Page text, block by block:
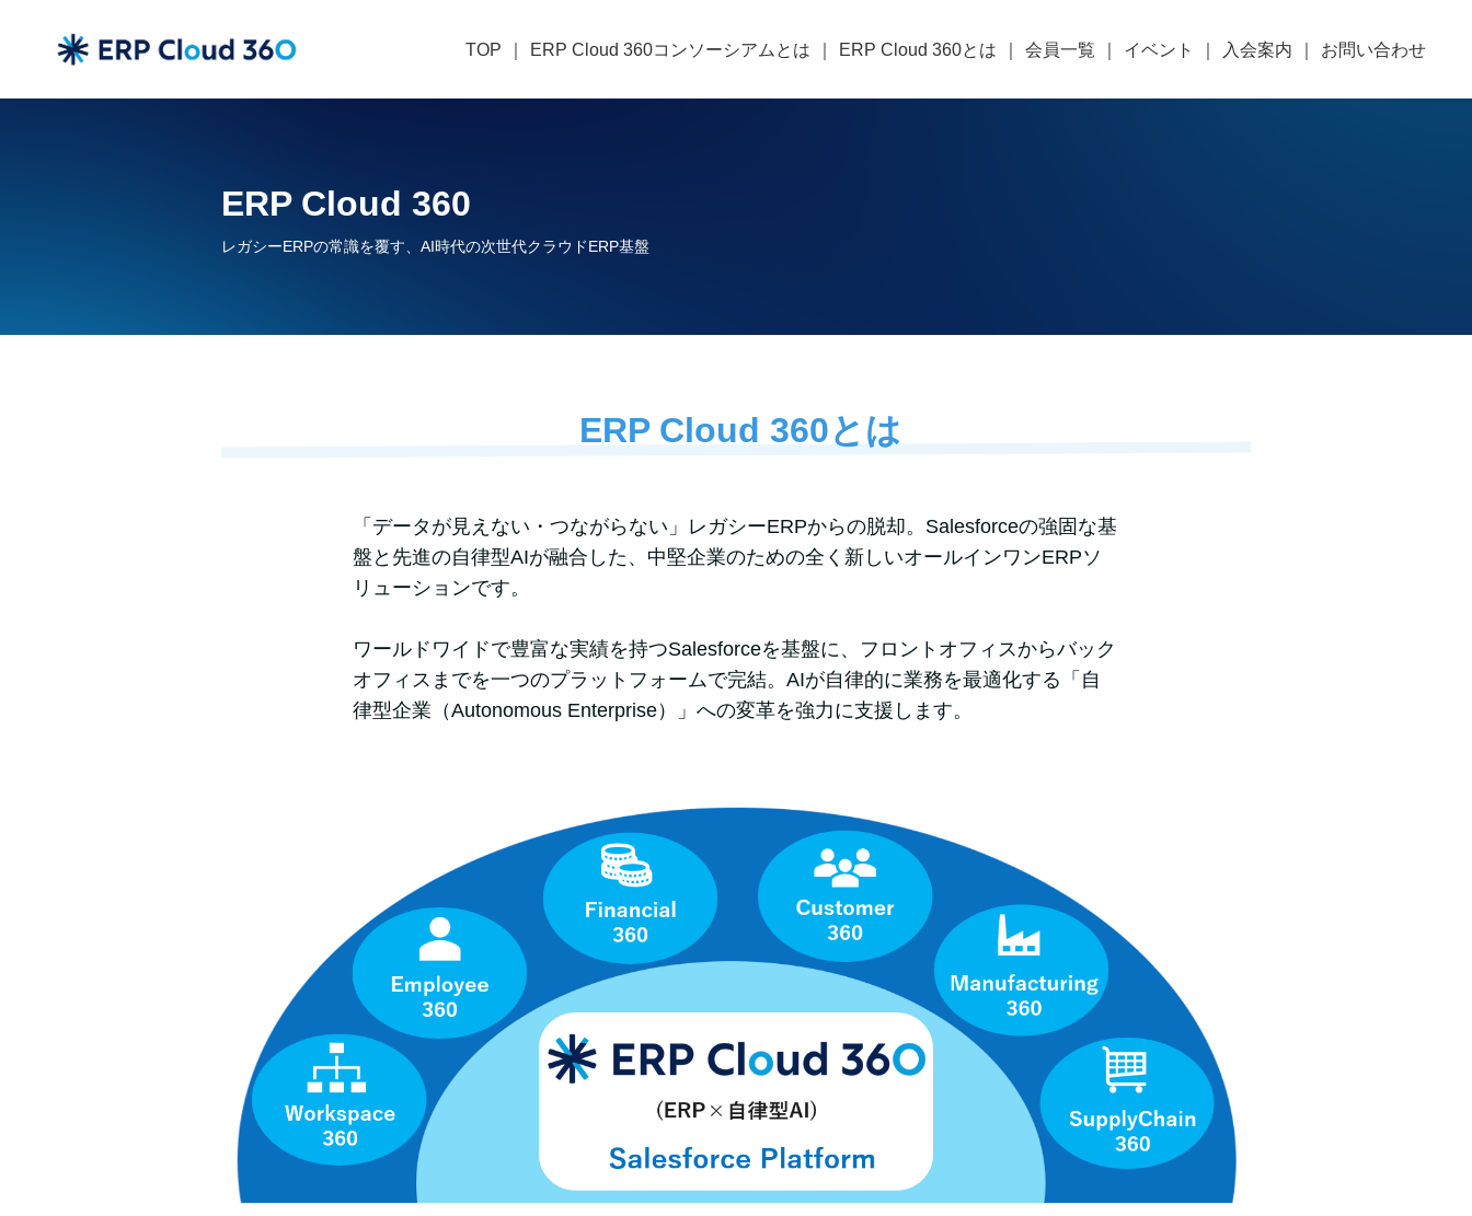
TOP ERP Cloud 360コンソーシアムとは ERP Cloud 360とは 会員一覧 イベント 入会案内 お問い合わせ
ERP Cloud 360
レガシーERPの常識を覆す、AI時代の次世代クラウドERP基盤
ERP Cloud 360とは
「データが見えない・つながらない」レガシーERPからの脱却。Salesforceの強固な基
盤と先進の自律型AIが融合した、中堅企業のための全く新しいオールインワンERPソ
リューションです。
ワールドワイドで豊富な実績を持つSalesforceを基盤に、フロントオフィスからバック
オフィスまでを一つのプラットフォームで完結。AIが自律的に業務を最適化する「自
律型企業（Autonomous Enterprise）」への変革を強力に支援します。